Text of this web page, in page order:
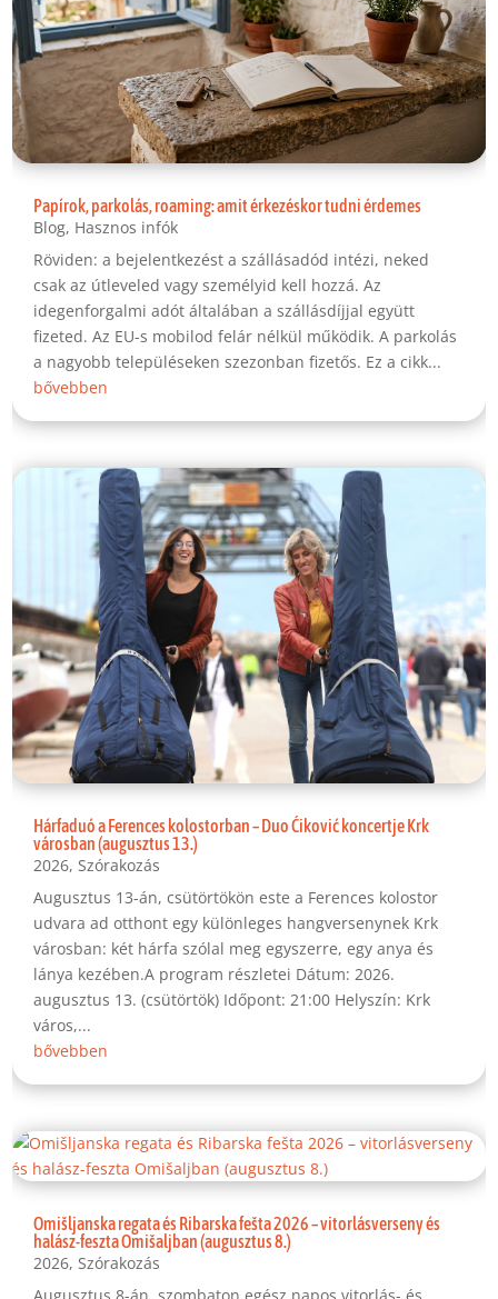
Papírok, parkolás, roaming: amit érkezéskor tudni érdemes
Blog, Hasznos infók
Röviden: a bejelentkezést a szállásadód intézi, neked
csak az útleveled vagy személyid kell hozzá. Az
idegenforgalmi adót általában a szállásdíjjal együtt
fizeted. Az EU-s mobilod felár nélkül működik. A parkolás
a nagyobb településeken szezonban fizetős. Ez a cikk...
bővebben
Hárfaduó a Ferences kolostorban – Duo Ćiković koncertje Krk
városban (augusztus 13.)
2026, Szórakozás
Augusztus 13-án, csütörtökön este a Ferences kolostor
udvara ad otthont egy különleges hangversenynek Krk
városban: két hárfa szólal meg egyszerre, egy anya és
lánya kezében.A program részletei Dátum: 2026.
augusztus 13. (csütörtök) Időpont: 21:00 Helyszín: Krk
város,...
bővebben
Omišljanska regata és Ribarska fešta 2026 – vitorlásverseny és
halász-feszta Omišaljban (augusztus 8.)
2026, Szórakozás